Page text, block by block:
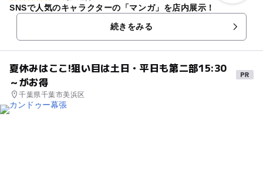
SNSで人気のキャラクターの「マンガ」を店内展示！
続きをみる
夏休みはここ!狙い目は土日・平日も第二部15:30
～がお得
千葉県千葉市美浜区